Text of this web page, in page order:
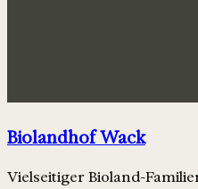
Biolandhof Wack
Vielseitiger Bioland-